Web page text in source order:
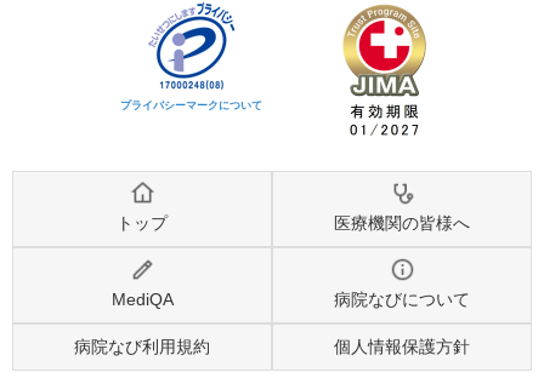
プライバシーマークについて
トップ 医療機関の皆様へ
MediQA 病院なびについて
病院なび利用規約 個人情報保護方針